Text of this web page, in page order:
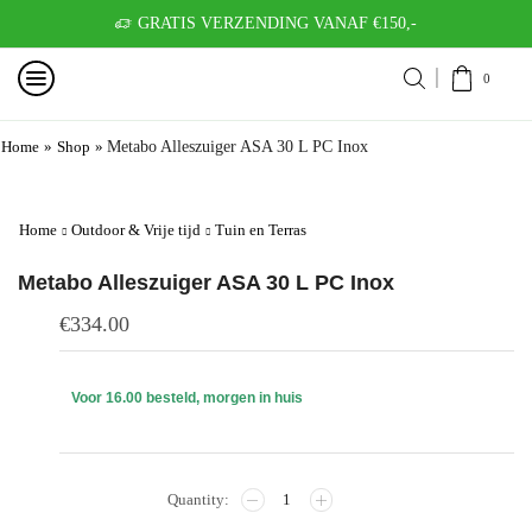
GRATIS VERZENDING VANAF €150,-
0
Home » Shop » Metabo Alleszuiger ASA 30 L PC Inox
Home Outdoor & Vrije tijd Tuin en Terras
Metabo Alleszuiger ASA 30 L PC Inox
€334.00
Voor 16.00 besteld, morgen in huis